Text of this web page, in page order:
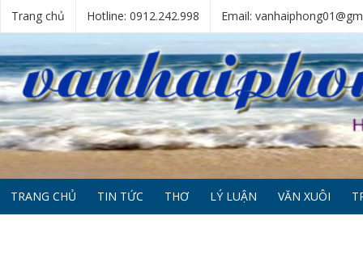
Trang chủ Hotline: 0912.242.998 Email:
TRANG CHỦ TIN TỨC THƠ LÝ LUẬN VĂN XUÔI